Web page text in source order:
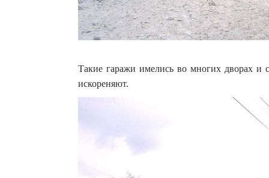
Такие гаражи имелись во многих дворах и
искореняют.